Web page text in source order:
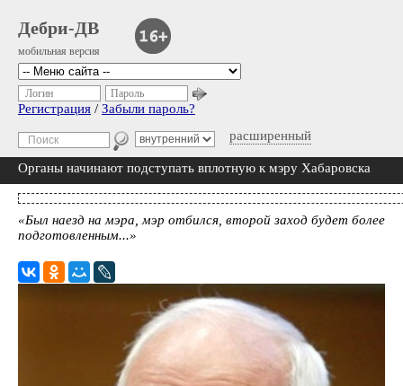
Дебри-ДВ
мобильная версия
расширенный
Логин Пароль
Регистрация / Забыли пароль?
Органы начинают подступать вплотную к мэру Хабаровска
«Был наезд на мэра, мэр отбился, второй заход будет более
подготовленным...»